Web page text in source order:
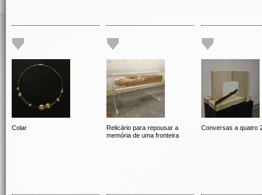
Colar
Relicário para repousar a
memória de uma fronteira
Conversas a quatro